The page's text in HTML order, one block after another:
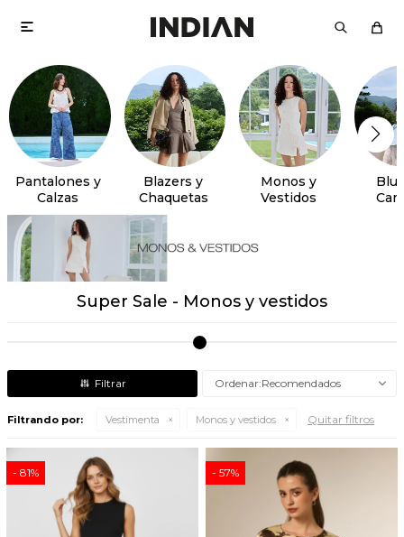

Pantalones y
Calzas
Blazers y
Chaquetas
Monos y
Vestidos
Super Sale - Monos y vestidos
Recomendados
Filtrando por: Vestimenta Monos y vestidos Quitar filtros
81 57